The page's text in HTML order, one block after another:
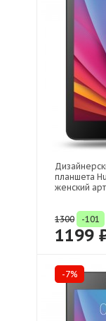
планшета
женский
1300 -101
1199
-7%